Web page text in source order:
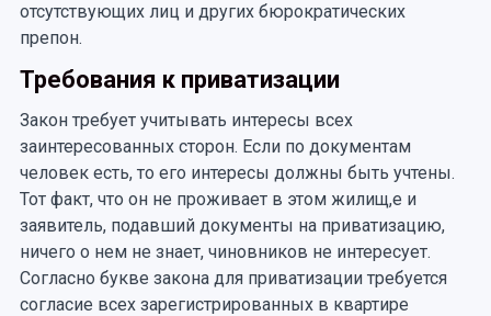
отсутствующих лиц и других бюрократических
препон.
Требования к приватизации
Закон требует учитывать интересы всех
заинтересованных сторон. Если по документам
человек есть, то его интересы должны быть учтены.
Тот факт, что он не проживает в этом жилищ,е и
заявитель, подавший документы на приватизацию,
ничего о нем не знает, чиновников не интересует.
Согласно букве закона для приватизации требуется
согласие всех зарегистрированных в квартире